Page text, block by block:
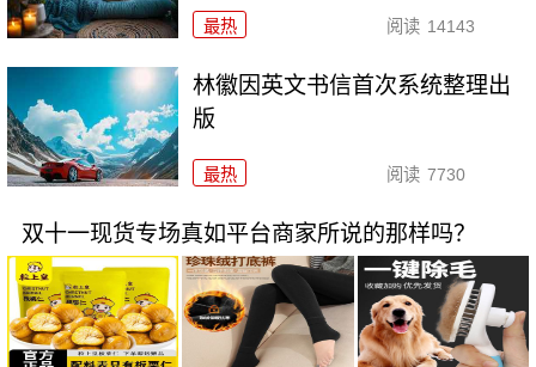
最热 阅读 14143
林徽因英文书信首次系统整理出
版
最热 阅读 7730
双十一现货专场真如平台商家所说的那样吗？